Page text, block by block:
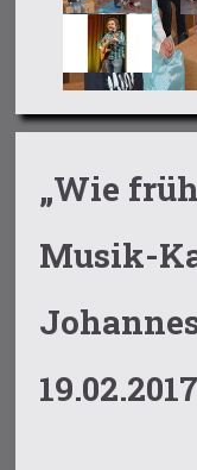
„Wie
Musik-
19.02.2017